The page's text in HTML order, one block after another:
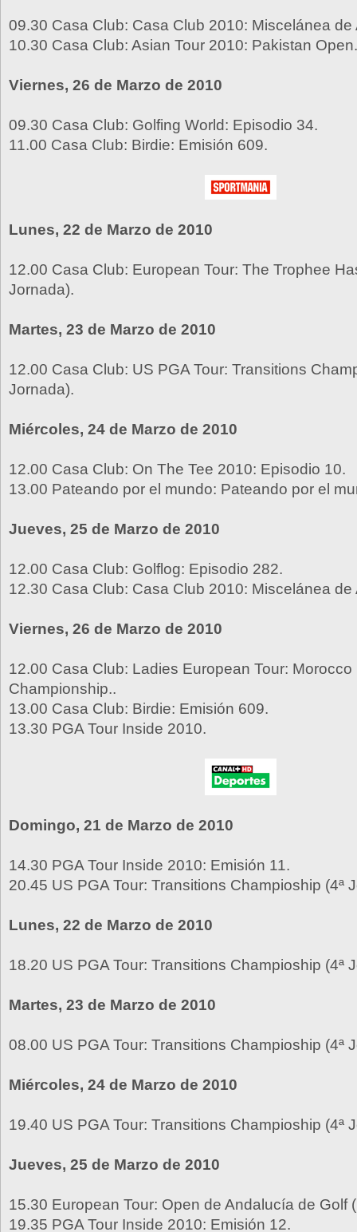
09.30 Casa Club: Casa Club 2010: Miscelánea de
10.30 Casa Club: Asian Tour 2010: Pakistan Open.
Viernes, 26 de Marzo de 2010
09.30 Casa Club: Golfing World: Episodio 34.
11.00 Casa Club: Birdie: Emisión 609.
Lunes, 22 de Marzo de 2010
12.00 Casa Club: European Tour: The Trophee
Jornada).
Martes, 23 de Marzo de 2010
12.00 Casa Club: US PGA Tour: Transitions
Jornada).
Miércoles, 24 de Marzo de 2010
12.00 Casa Club: On The Tee 2010: Episodio 10.
13.00 Pateando por el mundo: Pateando por el
Jueves, 25 de Marzo de 2010
12.00 Casa Club: Golflog: Episodio 282.
12.30 Casa Club: Casa Club 2010: Miscelánea de
Viernes, 26 de Marzo de 2010
12.00 Casa Club: Ladies European Tour: Morocco
Championship..
13.00 Casa Club: Birdie: Emisión 609.
13.30 PGA Tour Inside 2010.
Domingo, 21 de Marzo de 2010
14.30 PGA Tour Inside 2010: Emisión 11.
20.45 US PGA Tour: Transitions Champioship (4ª
Lunes, 22 de Marzo de 2010
18.20 US PGA Tour: Transitions Champioship (4ª
Martes, 23 de Marzo de 2010
08.00 US PGA Tour: Transitions Champioship (4ª
Miércoles, 24 de Marzo de 2010
19.40 US PGA Tour: Transitions Champioship (4ª
Jueves, 25 de Marzo de 2010
15.30 European Tour: Open de Andalucía de Golf
19.35 PGA Tour Inside 2010: Emisión 12.